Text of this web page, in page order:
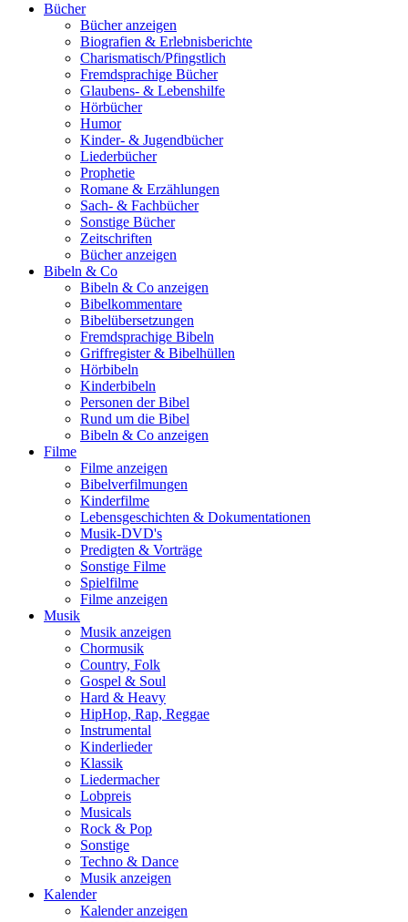
Bücher
Bücher anzeigen
Biografien & Erlebnisberichte
Charismatisch/Pfingstlich
Fremdsprachige Bücher
Glaubens- & Lebenshilfe
Hörbücher
Humor
Kinder- & Jugendbücher
Liederbücher
Prophetie
Romane & Erzählungen
Sach- & Fachbücher
Sonstige Bücher
Zeitschriften
Bücher anzeigen
Bibeln & Co
Bibeln & Co anzeigen
Bibelkommentare
Bibelübersetzungen
Fremdsprachige Bibeln
Griffregister & Bibelhüllen
Hörbibeln
Kinderbibeln
Personen der Bibel
Rund um die Bibel
Bibeln & Co anzeigen
Filme
Filme anzeigen
Bibelverfilmungen
Kinderfilme
Lebensgeschichten & Dokumentationen
Musik-DVD's
Predigten & Vorträge
Sonstige Filme
Spielfilme
Filme anzeigen
Musik
Musik anzeigen
Chormusik
Country, Folk
Gospel & Soul
Hard & Heavy
HipHop, Rap, Reggae
Instrumental
Kinderlieder
Klassik
Liedermacher
Lobpreis
Musicals
Rock & Pop
Sonstige
Techno & Dance
Musik anzeigen
Kalender
Kalender anzeigen